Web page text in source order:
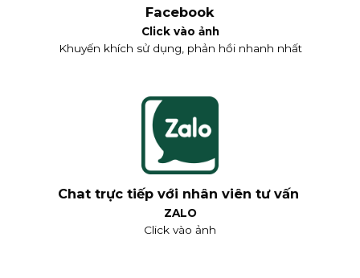
Facebook
Click vào ảnh
Khuyến khích sử dụng, phản hồi nhanh nhất
Chat trực tiếp với nhân viên tư vấn
ZALO
Click vào ảnh